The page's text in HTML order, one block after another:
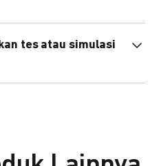
metode pembayaran sesuai
tes atau simulasi